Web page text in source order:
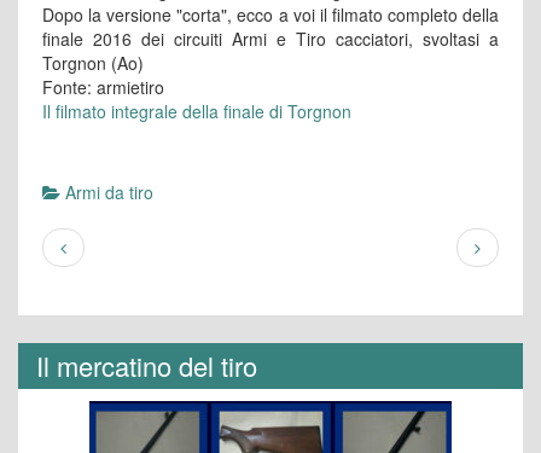
Dopo la versione "corta", ecco a voi il filmato completo della
finale 2016 dei circuiti Armi e Tiro cacciatori, svoltasi a
Torgnon (Ao)
Fonte: armietiro
Il filmato integrale della finale di Torgnon
Armi da tiro
Il mercatino del tiro